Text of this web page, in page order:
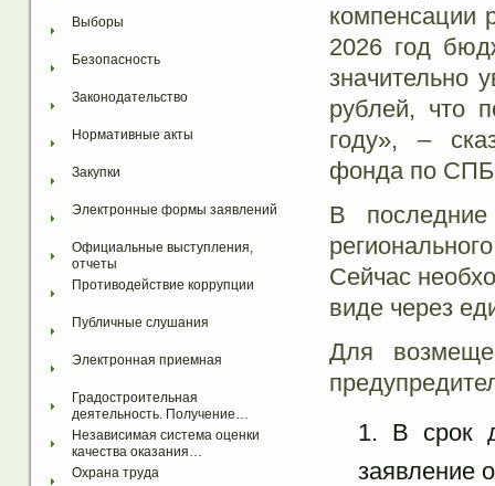
Выборы
Безопасность
Законодательство
Нормативные акты
Закупки
Электронные формы заявлений
Официальные выступления,
отчеты
Противодействие коррупции
Публичные слушания
Электронная приемная
Градостроительная
деятельность. Получение…
Независимая система оценки
качества оказания…
Охрана труда
компенсации
2026 год
значительно
рублей, что
году», –
фонда по СПБ
В
Сейчас
виде через
Для
В срок